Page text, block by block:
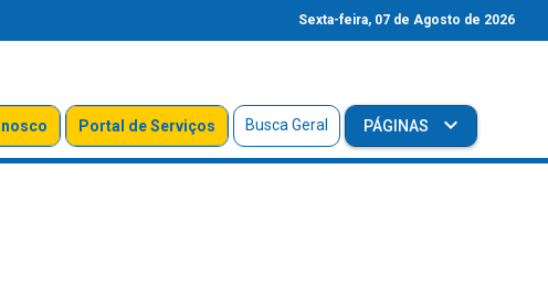
Sexta-feira, 07 de Agosto de 2026
Portal de Serviços Busca Geral PÁGINAS